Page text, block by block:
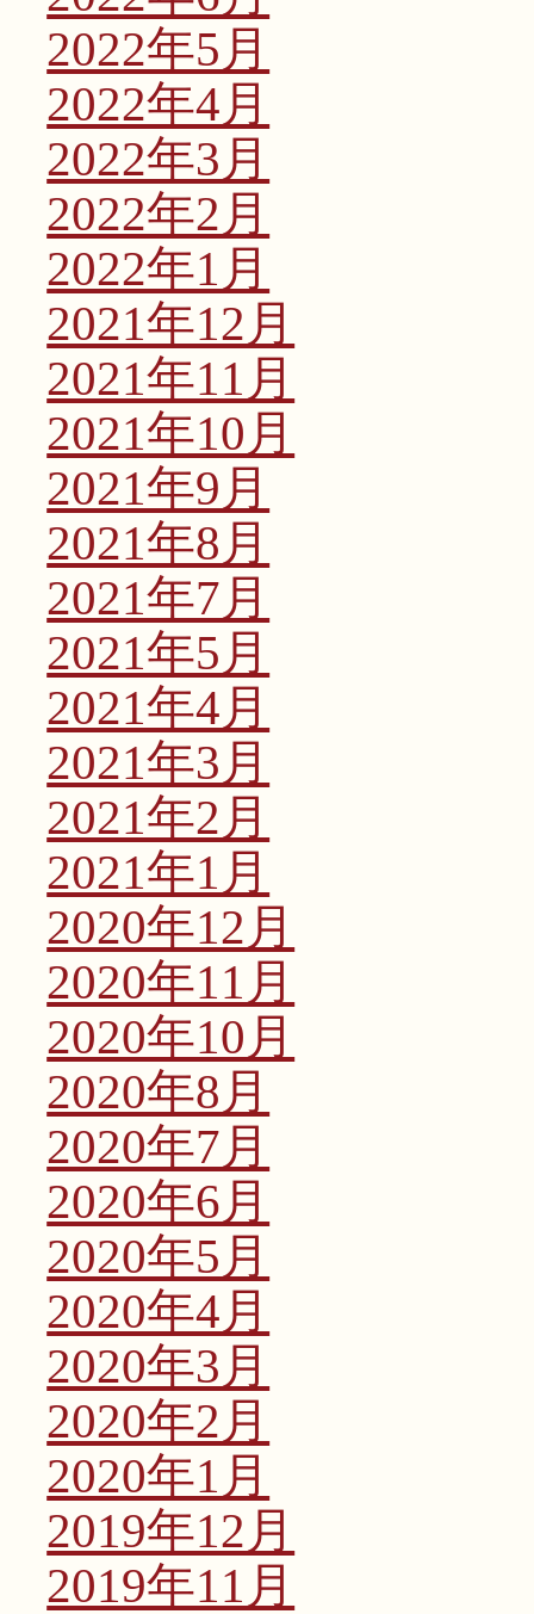
2022年5月
2022年4月
2022年3月
2022年2月
2022年1月
2021年12月
2021年11月
2021年10月
2021年9月
2021年8月
2021年7月
2021年5月
2021年4月
2021年3月
2021年2月
2021年1月
2020年12月
2020年11月
2020年10月
2020年8月
2020年7月
2020年6月
2020年5月
2020年4月
2020年3月
2020年2月
2020年1月
2019年12月
2019年11月